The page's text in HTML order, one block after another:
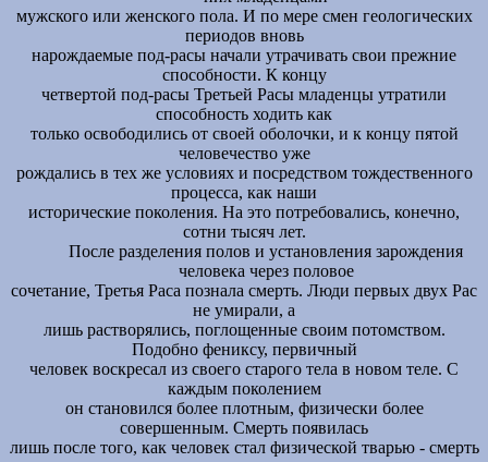
мужского или женского пола. И по мере смен геологических
периодов вновь
нарождаемые под-расы начали утрачивать свои прежние
способности. К концу
четвертой под-расы Третьей Расы младенцы утратили
способность ходить как
только освободились от своей оболочки, и к концу пятой
человечество уже
рождались в тех же условиях и посредством тождественного
процесса, как наши
исторические поколения. На это потребовались, конечно,
сотни тысяч лет.
После разделения полов и установления зарождения
человека через половое
сочетание, Третья Раса познала смерть. Люди первых двух Рас
не умирали, а
лишь растворялись, поглощенные своим потомством.
Подобно фениксу, первичный
человек воскресал из своего старого тела в новом теле. С
каждым поколением
он становился более плотным, физически более
совершенным. Смерть появилась
лишь после того, как человек стал физической тварью - смерть